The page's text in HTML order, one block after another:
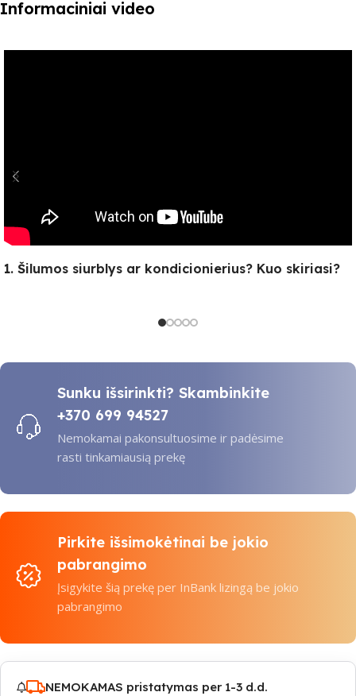
Informaciniai video
1. Šilumos siurblys ar kondicionierius? Kuo skiriasi?
Sunku išsirinkti? Skambinkite
+370 699 94527
Nemokamai pakonsultuosime ir padėsime
rasti tinkamiausią prekę
Pirkite išsimokėtinai be jokio
pabrangimo
Įsigykite šią prekę per InBank lizingą be jokio
pabrangimo
NEMOKAMAS pristatymas per 1-3 d.d.